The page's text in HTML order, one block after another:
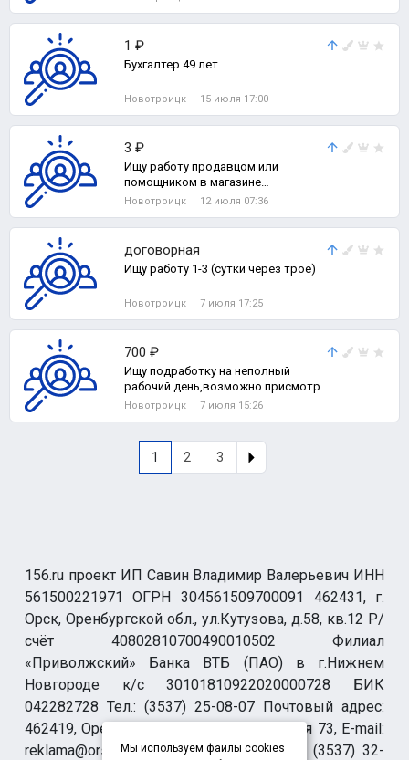
1 ₽
Бухгалтер 49 лет.
Новотроицк 15 июля 17:00
3 ₽
Ищу работу продавцом или
помощником в магазине
прилавочного типа.
Новотроицк 12 июля 07:36
договорная
Ищу работу 1-3 (сутки через трое)
Новотроицк 7 июля 17:25
700 ₽
Ищу подработку на неполный
рабочий день,возможно присмотр
за пожилым человеком
Новотроицк 7 июля 15:26
1 2 3
156.ru проект ИП Савин Владимир Валерьевич ИНН
561500221971 ОГРН 304561509700091 462431, г.
Орск, Оренбургской обл., ул.Кутузова, д.58, кв.12 Р/
счёт 40802810700490010502 Филиал
«Приволжский» Банка ВТБ (ПАО) в г.Нижнем
Новгороде к/с 30101810922020000728 БИК
042282728 Тел.: (3537) 25-08-07 Почтовый адрес:
462419, Оренбургская обл., г. Орск-19 а/я 73, E-mail:
reklama@orsk.ru ТЕЛЕФОН МОДЕРАЦИИ (3537) 32-
Мы используем файлы cookies